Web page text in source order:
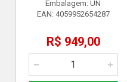
Embalagem: UN
EAN: 4059952654287
R$ 949,00